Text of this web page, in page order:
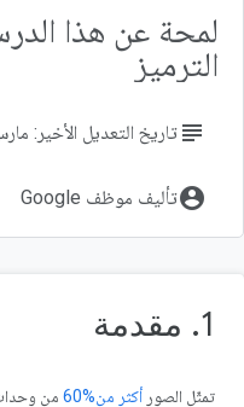
المتطلبات
لمحة عن هذا
الترميز
subject تاريخ التعديل الأخير: مارس 16,
account_circleتأليف موظف Google
1. مقدمة
تمثّل الصور أكثر من%60
من